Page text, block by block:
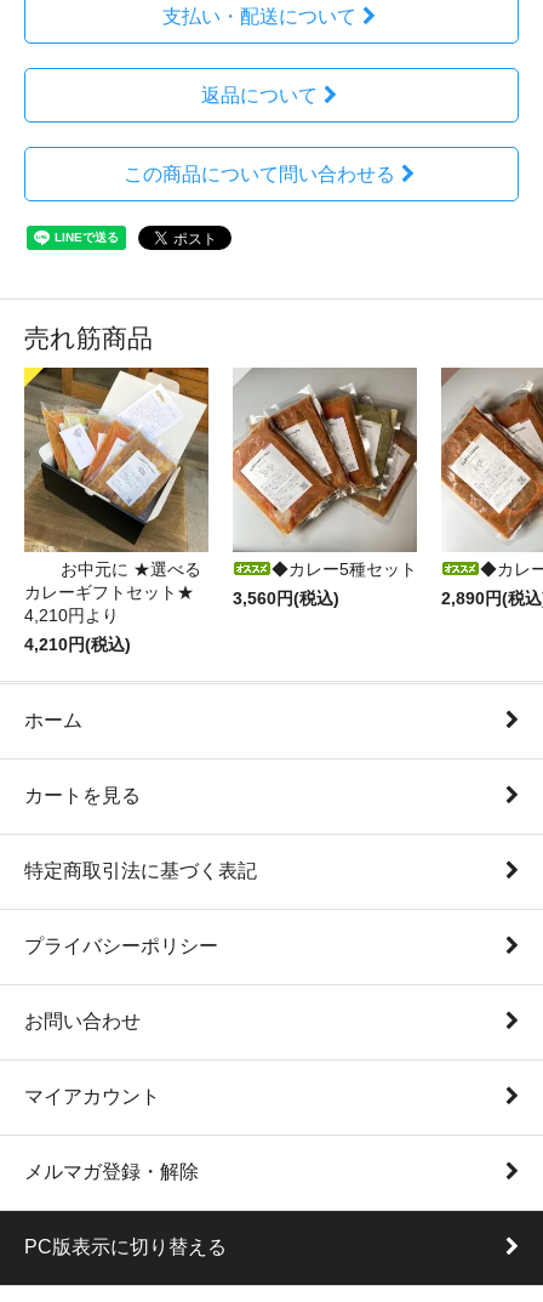
支払い・配送について
返品について
この商品について問い合わせる
売れ筋商品
お中元に ★選べる
カレーギフトセット★
4,210円より
4,210円(税込)
◆カレー5種セット
3,560円(税込)
◆カレ
2,890円(税
ホーム
カートを見る
特定商取引法に基づく表記
プライバシーポリシー
お問い合わせ
マイアカウント
メルマガ登録・解除
PC版表示に切り替える